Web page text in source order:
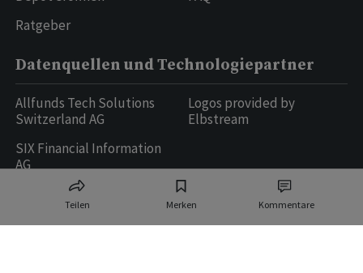
Teilen Merken Kommentare
Ratgeber
Datenquellen und Technologiepartner
Allfunds Tech Solutions
Switzerland AG
SIX Financial Information
AG
Logos provided by
Elbstream
Ringier AG | Ringier Medien Schweiz